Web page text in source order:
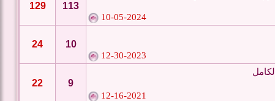
10-05-2024
113
129
12-30-2023
10
24
12-16-2021
9
22